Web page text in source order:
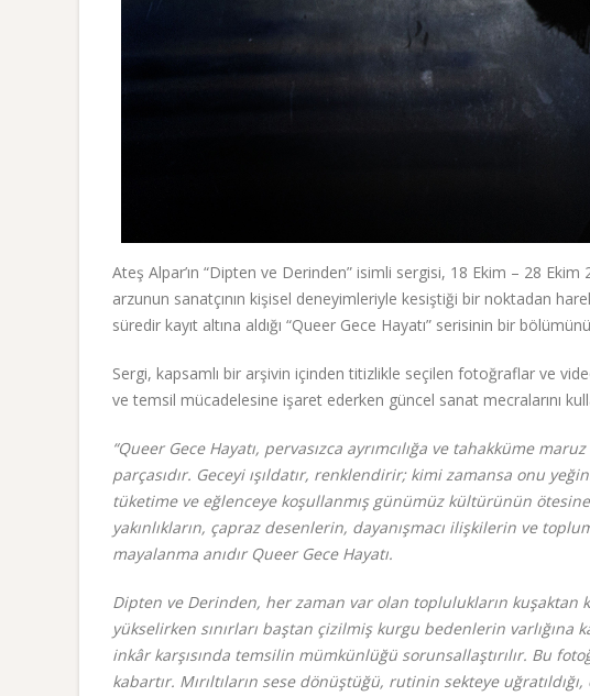
Ateş Alpar’ın “Dipten ve Derinden” isimli sergisi, 18 Ekim – 28 Ekim
arzunun sanatçının kişisel deneyimleriyle kesiştiği bir noktadan
süredir kayıt altına aldığı “Queer Gece Hayatı” serisinin bir
Sergi, kapsamlı bir arşivin içinden titizlikle seçilen fotoğraflar ve
ve temsil mücadelesine işaret ederken güncel sanat mecralarını
“Queer Gece Hayatı, pervasızca ayrımcılığa ve tahakküme
parçasıdır. Geceyi ışıldatır, renklendirir; kimi zamansa onu
tüketime ve eğlenceye koşullanmış günümüz kültürünün
yakınlıkların, çapraz desenlerin, dayanışmacı ilişkilerin ve
mayalanma anıdır Queer Gece Hayatı.
Dipten ve Derinden, her zaman var olan toplulukların kuşaktan
yükselirken sınırları baştan çizilmiş kurgu bedenlerin varlığına
inkâr karşısında temsilin mümkünlüğü sorunsallaştırılır. Bu
kabartır. Mırıltıların sese dönüştüğü, rutinin sekteye